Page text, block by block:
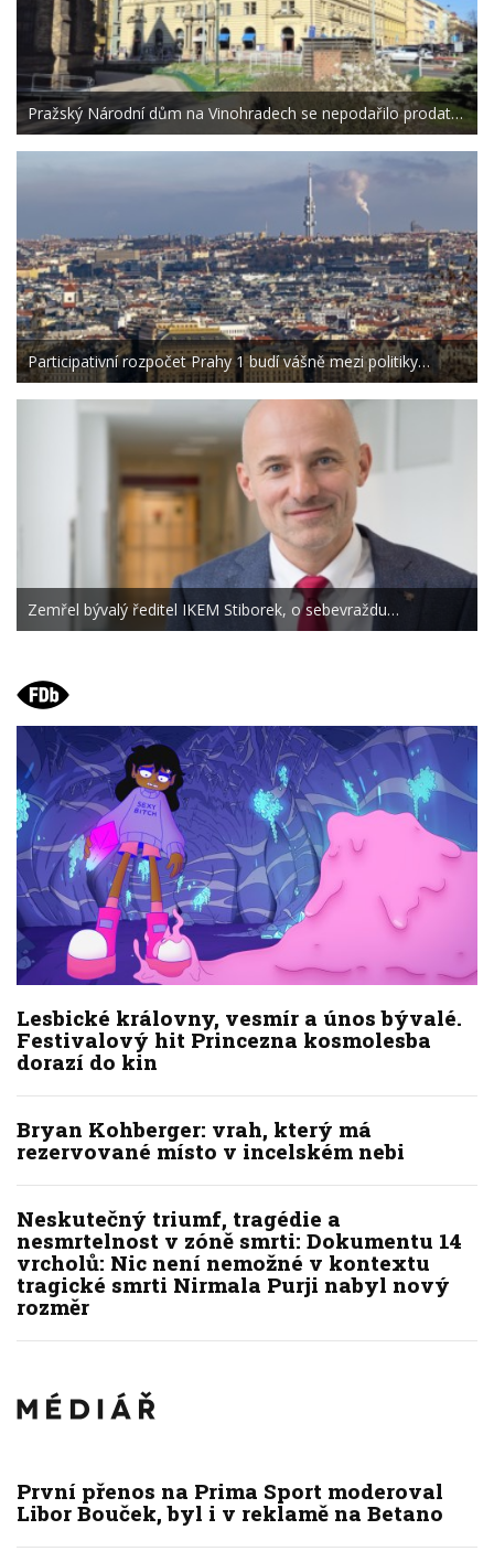
Pražský Národní dům na Vinohradech se nepodařilo prodat…
Participativní rozpočet Prahy 1 budí vášně mezi politiky…
Zemřel bývalý ředitel IKEM Stiborek, o sebevraždu…
Lesbické královny, vesmír a únos bývalé.
Festivalový hit Princezna kosmolesba
dorazí do kin
Bryan Kohberger: vrah, který má
rezervované místo v incelském nebi
Neskutečný triumf, tragédie a
nesmrtelnost v zóně smrti: Dokumentu 14
vrcholů: Nic není nemožné v kontextu
tragické smrti Nirmala Purji nabyl nový
rozměr
První přenos na Prima Sport moderoval
Libor Bouček, byl i v reklamě na Betano